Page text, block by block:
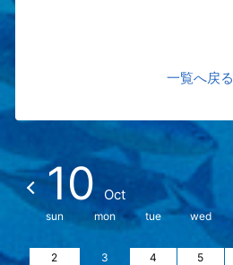
一覧へ戻る
10 Oct
sun mon tue wed
2
3 4 5